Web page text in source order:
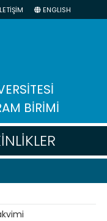
ENGLISH
BİRİMİ